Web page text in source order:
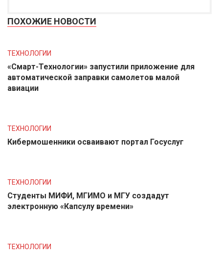
ПОХОЖИЕ НОВОСТИ
ТЕХНОЛОГИИ
«Смарт-Технологии» запустили приложение для
автоматической заправки самолетов малой
авиации
ТЕХНОЛОГИИ
Кибермошенники осваивают портал Госуслуг
ТЕХНОЛОГИИ
Студенты МИФИ, МГИМО и МГУ создадут
электронную «Капсулу времени»
ТЕХНОЛОГИИ